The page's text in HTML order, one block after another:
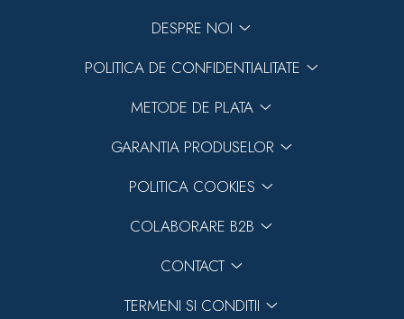
DESPRE NOI
POLITICA DE CONFIDENTIALITATE
METODE DE PLATA
GARANTIA PRODUSELOR
POLITICA COOKIES
COLABORARE B2B
CONTACT
TERMENI SI CONDITII